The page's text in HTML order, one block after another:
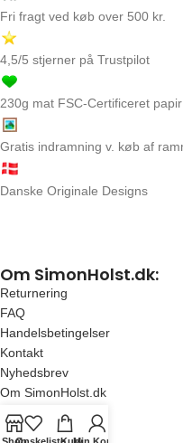
Fri fragt ved køb over 500 kr.
4,5/5 stjerner på Trustpilot
230g mat FSC-Certificeret papir
Gratis indramning v. køb af
Danske Originale Designs
Om SimonHolst.dk:
Returnering
FAQ
Handelsbetingelser
Kontakt
Nyhedsbrev
Om SimonHolst.dk